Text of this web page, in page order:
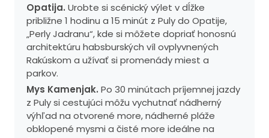
Opatija. Urobte si scénický výlet v dĺžke
približne 1 hodinu a 15 minút z Puly do Opatije,
„Perly Jadranu“, kde si môžete dopriať honosnú
architektúru habsburských víl ovplyvnených
Rakúskom a užívať si promenády miest a
parkov.
Mys Kamenjak. Po 30 minútach príjemnej jazdy
z Puly si cestujúci môžu vychutnať nádherný
výhľad na otvorené more, nádherné pláže
obklopené mysmi a čisté more ideálne na